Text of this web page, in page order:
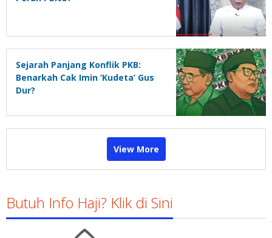
Sejarah Panjang Konflik PKB:
Benarkah Cak Imin ‘Kudeta’ Gus
Dur?
View More
Butuh Info Haji? Klik di Sini